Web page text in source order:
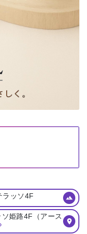
ラッソ4F
姫路4F（アース